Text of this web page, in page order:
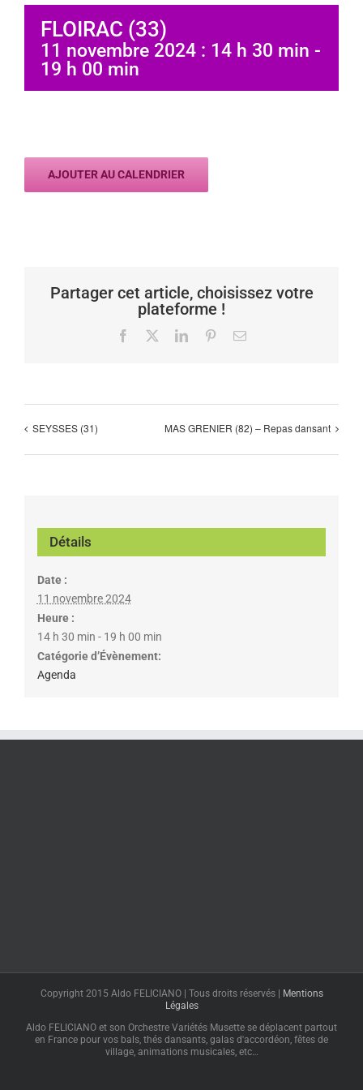
FLOIRAC (33)
11 novembre 2024 : 14 h 30 min -
19 h 00 min
AJOUTER AU CALENDRIER
Partager cet article, choisissez votre
plateforme !
Facebook LinkedInPinterestEmail
SEYSSES (31) MAS GRENIER (82) – Repas dansant
Détails
Date :
11 novembre 2024
Heure :
14 h 30 min - 19 h 00 min
Catégorie d’Évènement:
Agenda
Copyright 2015 Aldo FELICIANO | Tous droits réservés |
Mentions
Légales
Aldo FELICIANO et son Orchestre Variétés Musette se déplacent partout
en France pour vos bals, thés dansants, galas d'accordéon, fêtes de
village, animations musicales, etc…